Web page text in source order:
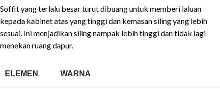
Soffit yang terlalu besar turut dibuang untuk memberi laluan
kepada kabinet atas yang tinggi dan kemasan siling yang lebih
sesuai. Ini menjadikan siling nampak lebih tinggi dan tidak lagi
menekan ruang dapur.
ELEMEN WARNA